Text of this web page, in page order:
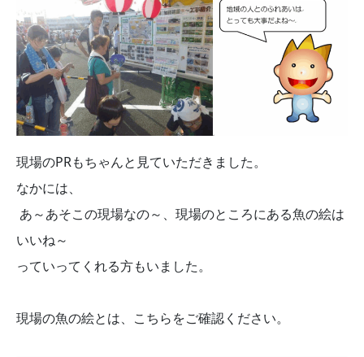
現場のPRもちゃんと見ていただきました。
なかには、
あ～あそこの現場なの～、現場のところにある魚の絵は
いいね～
っていってくれる方もいました。
現場の魚の絵とは、こちらをご確認ください。